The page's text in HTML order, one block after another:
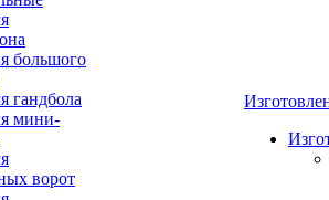
большого
гандбола
мини-
ворот